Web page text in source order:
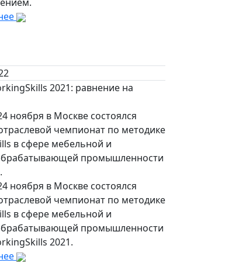
2021: равнение на
ноября в Москве состоялся
чемпионат по методике
в сфере мебельной и
промышленности
ноября в Москве состоялся
чемпионат по методике
в сфере мебельной и
промышленности
2021.